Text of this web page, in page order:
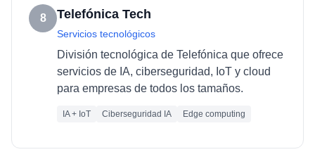
8 Telefónica Tech
Servicios tecnológicos
División tecnológica de Telefónica que ofrece
servicios de IA, ciberseguridad, IoT y cloud
para empresas de todos los tamaños.
IA + IoT Ciberseguridad IA Edge computing